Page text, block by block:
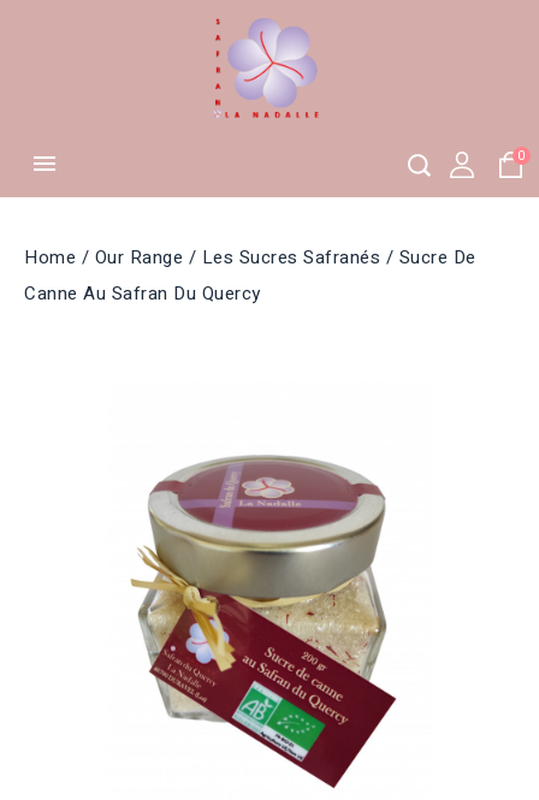
 0
Home Our Range Les Sucres Safranés
Sucre De
Canne Au Safran Du Quercy